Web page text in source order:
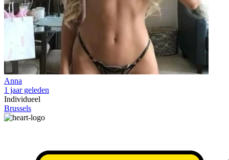
Anna
1 jaar geleden
Individueel
Brussels